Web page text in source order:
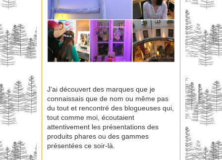
J’ai découvert des marques que je
connaissais que de nom ou même pas
du tout et rencontré des blogueuses qui,
tout comme moi, écoutaient
attentivement les présentations des
produits phares ou des gammes
présentées ce soir-là.